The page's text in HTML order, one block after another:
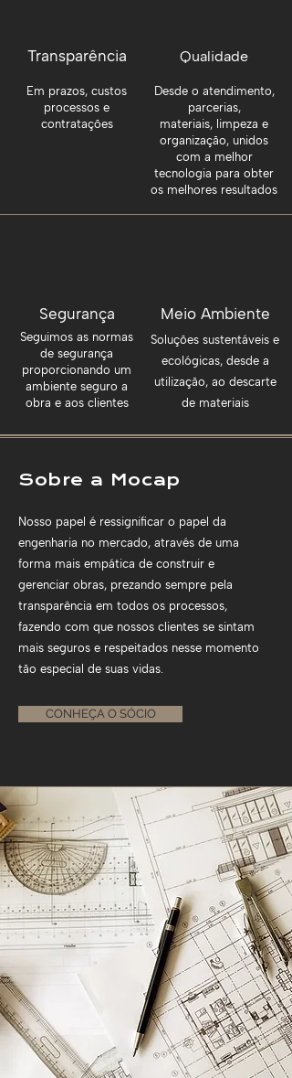
Transparência Qualidade
Em prazos, custos
processos e
contratações
Desde o atendimento,
parcerias,
materiais, limpeza e
organização, unidos
com a melhor
tecnologia para obter
os melhores resultados
Segurança Meio Ambiente
Seguimos as normas
de segurança
proporcionando um
ambiente seguro a
obra e aos clientes
Soluções sustentáveis e
ecológicas, desde a
utilização, ao descarte
de materiais
Sobre a Mocap
Nosso papel é ressignificar o papel da
engenharia no mercado, através de uma
forma mais empática de construir e
gerenciar obras, prezando sempre pela
transparência em todos os processos,
fazendo com que nossos clientes se sintam
mais seguros e respeitados nesse momento
tão especial de suas vidas.
CONHEÇA O SÓCIO